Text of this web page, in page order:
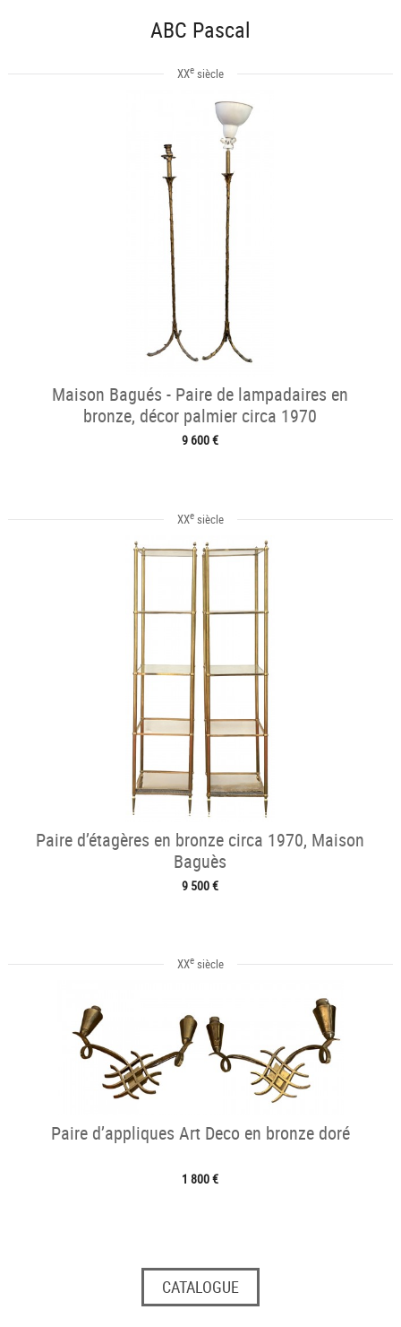
ABC Pascal
XXesiècle
Maison Bagués - Paire de lampadaires en
bronze, décor palmier circa 1970
9 600 €
XXesiècle
Paire d’étagères en bronze circa 1970, Maison
Baguès
9 500 €
XXesiècle
Paire d’appliques Art Deco en bronze doré
1 800 €
CATALOGUE